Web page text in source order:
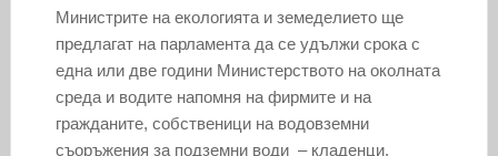
Министрите на екологията и земеделието ще
предлагат на парламента да се удължи срока с
една или две години Министерството на околната
среда и водите напомня на фирмите и на
гражданите, собственици на водовземни
съоръжения за подземни води – кладенци,